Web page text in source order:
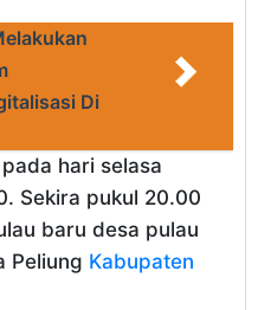
Di
hari selasa
Sekira pukul 20.00
baru desa pulau
Peliung Kabupaten